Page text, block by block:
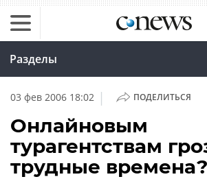
Разделы
03 фев 2006 18:02 | ПОДЕЛИТЬСЯ
Онлайновым
турагентствам
трудные времена?